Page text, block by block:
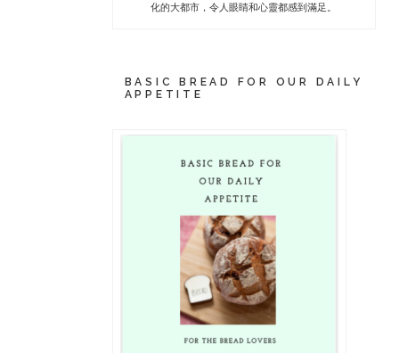
化的大都市，令人眼睛和心靈都感到滿足。
BASIC BREAD FOR OUR DAILY
APPETITE